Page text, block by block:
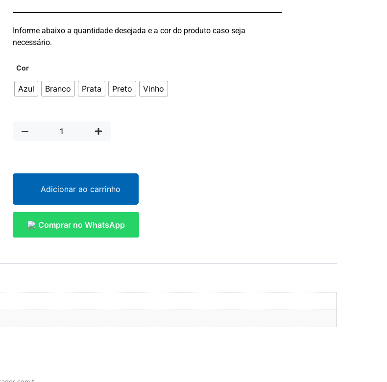
Informe abaixo a quantidade desejada e a cor do produto caso seja
necessário.
Cor
Azul Branco Prata Preto Vinho
Adicionar ao carrinho
Comprar no WhatsApp